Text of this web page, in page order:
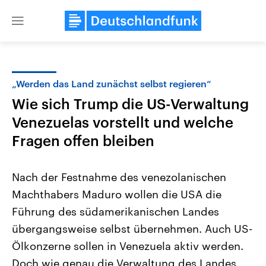
Close
Landtagswahl Sachsen-Anhalt
2026
Alle Informationen
Sachsen-Anhalt wählt am 6.
September 2026 einen neuen
Bundesland von einer Koalition aus
USA
Aktuelle Beiträge,
Hintergründe
Wirtschaftlich und
gehören die Vereinigten
mit großem Einfluss auf
„Werden das Land zunächst selbst regieren“
Wie sich Trump die US-Verwaltung
Venezuelas vorstellt und welche
Fragen offen bleiben
Nach der Festnahme des venezolanischen
Machthabers Maduro wollen die USA die
Führung des südamerikanischen Landes
übergangsweise selbst übernehmen. Auch US-
Ölkonzerne sollen in Venezuela aktiv werden.
Doch wie genau die Verwaltung des Landes